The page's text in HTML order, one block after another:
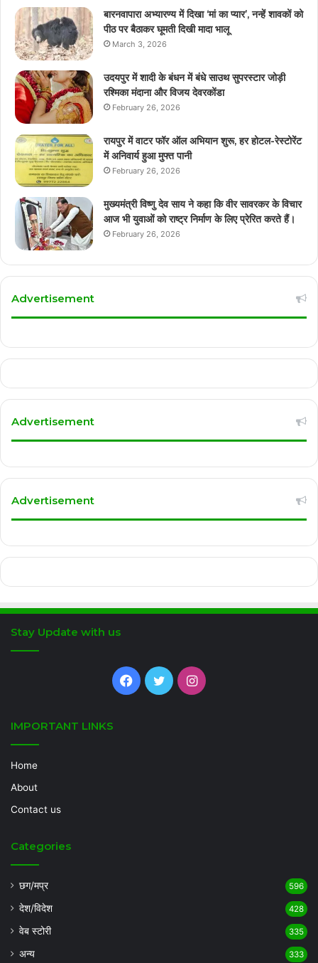
बारनवापारा अभ्यारण्य में दिखा ‘मां का प्यार’, नन्हें शावकों को
पीठ पर बैठाकर घूमती दिखी मादा भालू
March 3, 2026
उदयपुर में शादी के बंधन में बंधे साउथ सुपरस्टार जोड़ी
रश्मिका मंदाना और विजय देवरकोंडा
February 26, 2026
रायपुर में वाटर फॉर ऑल अभियान शुरू, हर होटल-रेस्टोरेंट
में अनिवार्य हुआ मुफ्त पानी
February 26, 2026
मुख्यमंत्री विष्णु देव साय ने कहा कि वीर सावरकर के विचार
आज भी युवाओं को राष्ट्र निर्माण के लिए प्रेरित करते हैं।
February 26, 2026
Advertisement
Advertisement
Advertisement
Stay Update with us
Facebook
TwitterInstagram
IMPORTANT LINKS
Home
About
Contact us
Categories
छग/मप्र 596
देश/विदेश 428
वेब स्टोरी 335
अन्य 333